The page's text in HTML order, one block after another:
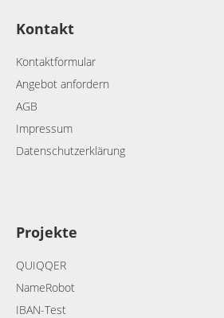
Kontakt
Kontaktformular
Angebot anfordern
AGB
Impressum
Datenschutzerklärung
Projekte
QUIQQER
NameRobot
IBAN-Test